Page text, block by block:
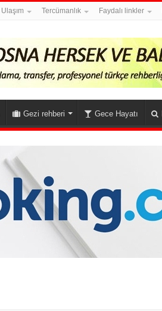
Ulaşım Tercümanlık Faydalı linkler
Gezi rehberi Gece Hayatı